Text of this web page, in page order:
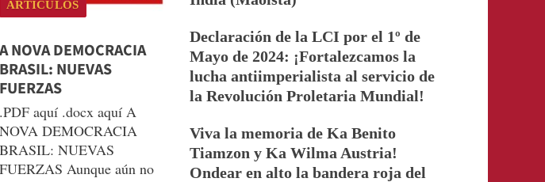
DE
PROVINCIALES,
MUNICIPALES
Y
DE
REGIÓN
AUTÓNOMA
DEL
ARTÍCULOS
A NOVA DEMOCRACIA
BRASIL: NUEVAS
FUERZAS
.PDF aquí .docx aquí A
NOVA DEMOCRACIA
BRASIL: NUEVAS
FUERZAS Aunque aún no
Declaración de la LCI por el 1º de
Mayo de 2024: ¡Fortalezcamos la
lucha antiimperialista al servicio de
la Revolución Proletaria Mundial!
Viva la memoria de Ka Benito
Tiamzon y Ka Wilma Austria!
Ondear en alto la bandera roja del